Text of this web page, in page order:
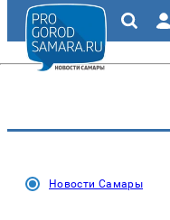
Новости Самары